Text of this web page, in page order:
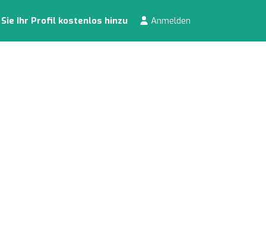
Sie Ihr Profil kostenlos hinzu Anmelden